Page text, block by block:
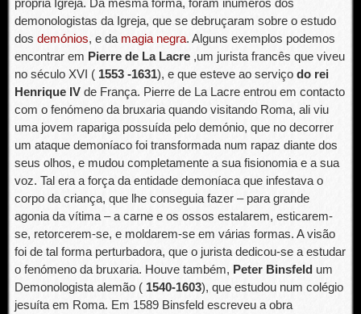
própria Igreja. Da mesma forma, foram inúmeros dos
demonologistas da Igreja, que se debruçaram sobre o estudo
dos demónios, e da magia negra. Alguns exemplos podemos
encontrar em Pierre de La Lacre,um jurista francês que viveu
no século XVI ( 1553 -1631), e que esteve ao serviço do rei
Henrique IVde França. Pierre de La Lacre entrou em contacto
com o fenómeno da bruxaria quando visitando Roma, ali viu
uma jovem rapariga possuída pelo demónio, que no decorrer
um ataque demoníaco foi transformada num rapaz diante dos
seus olhos, e mudou completamente a sua fisionomia e a sua
voz. Tal era a força da entidade demoníaca que infestava o
corpo da criança, que lhe conseguia fazer – para grande
agonia da vítima – a carne e os ossos estalarem, esticarem-
se, retorcerem-se, e moldarem-se em várias formas. A visão
foi de tal forma perturbadora, que o jurista dedicou-se a estudar
o fenómeno da bruxaria. Houve também, Peter Binsfeld um
Demonologista alemão ( 1540-1603), que estudou num colégio
jesuíta em Roma. Em 1589 Binsfeld escreveu a obra